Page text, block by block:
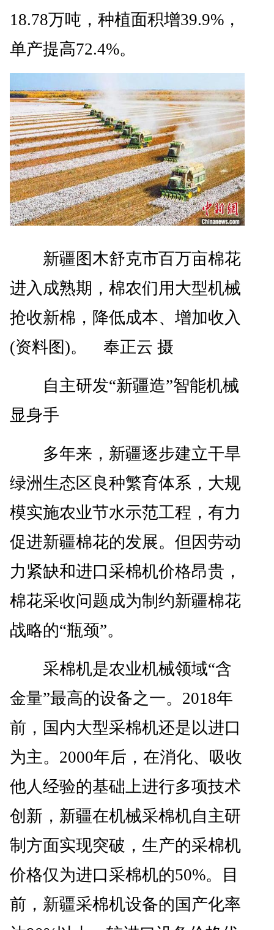
18.78万吨，种植面积增39.9%，
单产提高72.4%。
新疆图木舒克市百万亩棉花
进入成熟期，棉农们用大型机械
抢收新棉，降低成本、增加收入
(资料图)。 奉正云 摄
自主研发“新疆造”智能机械
显身手
多年来，新疆逐步建立干旱
绿洲生态区良种繁育体系，大规
模实施农业节水示范工程，有力
促进新疆棉花的发展。但因劳动
力紧缺和进口采棉机价格昂贵，
棉花采收问题成为制约新疆棉花
战略的“瓶颈”。
采棉机是农业机械领域“含
金量”最高的设备之一。2018年
前，国内大型采棉机还是以进口
为主。2000年后，在消化、吸收
他人经验的基础上进行多项技术
创新，新疆在机械采棉机自主研
制方面实现突破，生产的采棉机
价格仅为进口采棉机的50%。目
前，新疆采棉机设备的国产化率